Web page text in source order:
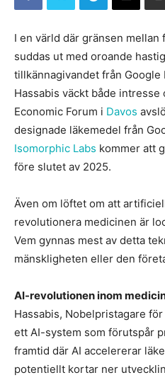
I en värld där gränsen
suddas ut med oroande
tillkännagivandet från Google
Hassabis väckt både
Economic Forum i Davos
designade läkemedel från
Isomorphic Labs kommer att
före slutet av 2025.
Även om löftet om att
revolutionera medicinen är
Vem gynnas mest av detta
mänskligheten eller den
AI-revolutionen inom
Hassabis, Nobelpristagare
ett AI-system som förutspår
framtid där AI accelererar
potentiellt kortar ner